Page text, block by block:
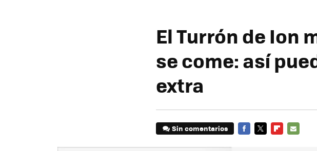
El Turrón de Ion
se come: así
extra
Sin comentarios